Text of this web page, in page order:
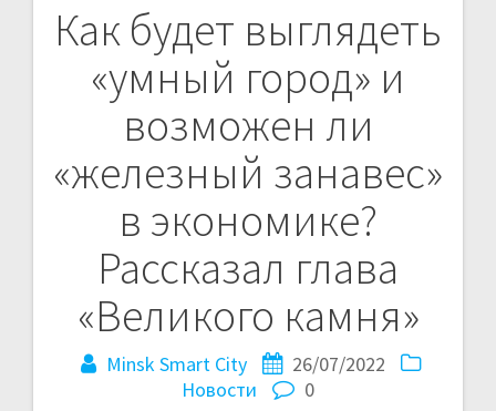
Как будет выглядеть
«умный город» и
возможен ли
«железный занавес»
в экономике?
Рассказал глава
«Великого камня»
Minsk Smart City
26/07/2022
Новости
0
Навигация
записям